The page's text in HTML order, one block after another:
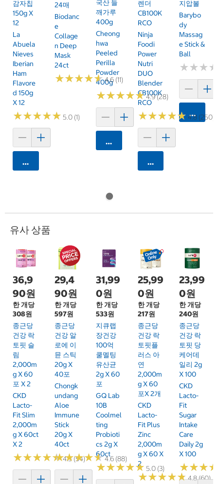
감자칩
150g X
12
La
Abuela
Nieves
Iberian
Ham
Flavore
D 150g
X 12
★★★★★
★★★★★ 5.0 (1)
카트에 담기
24매
Biodanc
E
Collage
N Deep
Mask
24ct
★★★★★
★★★★★4.6 (11)
국산 들
깨가루
400g
Cheong
Hwa
Peeled
Perilla
Powder
400g
★★★★★
★★★★★4.9 (28)
카트에 담기
렌더
CB100K
RCO
Ninja
Foodi
Power
Nutri
DUO
Blender
CB100K
RCO
★★★★★
★★★★★ 4.8 (250)
카트에 담기
지압볼
Barybo
Dy
Massag
E Stick &
Ball
★★★
★★★
카트에
유사 상품
36,9
90원
한 개당
308원
종근당
건강 락
토핏 슬
림
2,000m
G X 60
포 X 2
CKD
Lacto-
Fit Slim
2,000m
G X 60ct
X 2
★★★★★
★★★★★4.5 (54)
29,4
90원
한 개당
597원
종근당
건강 알
로에 이
뮨 스틱
20g X
40포
Chongk
Undang
Aloe
Immune
Stick
20g X
40ct
★★★★★
★★★★★4.6 (88)
31,99
0원
한 개당
533원
지큐랩
장건강
100억
쿨멜팅
유산균
2g X 60
포
GQ Lab
10B
Coolmel
Ting
Probioti
Cs 2g X
60ct
★★★★★
★★★★★ 5.0 (3)
25,99
0원
한 개당
217원
종근당
건강 락
토핏플
러스 아
연
2,000m
G X 60
포x 2개
CKD
Lacto-
Fit Plus
Zinc
2,000m
G X 60 X
2
★★★★★
★★★★★4.8 (60)
23,99
0원
한 개당
240원
종근당
건강 락
토핏 당
케어데
일리 2g
X 100
CKD
Lacto-
Fit
Sugar
Intake
Care
Daily 2g
X 100
★★★
★★★